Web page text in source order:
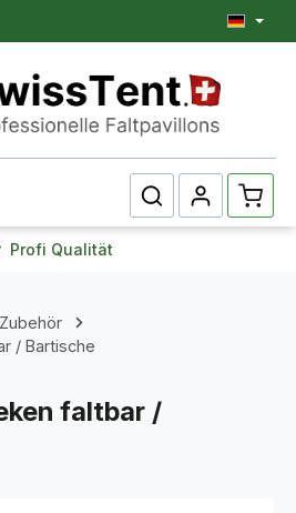
Profi Qualität
Zubehör
/ Bartische
faltbar /